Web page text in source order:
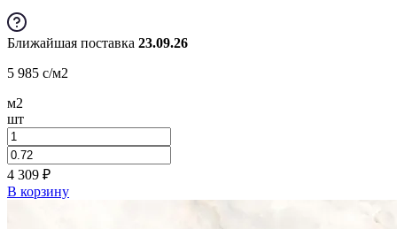
Ближайшая поставка 23.09.26
5 985 c/м2
м2
шт
4 309 ₽
В корзину